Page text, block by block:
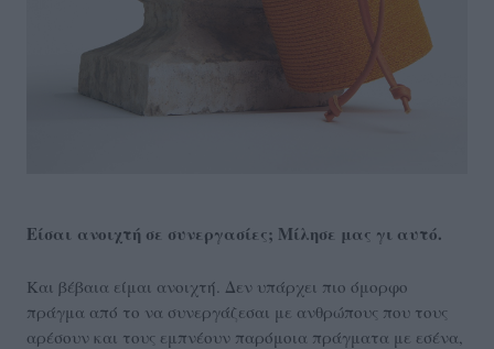
Είσαι ανοιχτή σε συνεργασίες; Μίλησε μας γι αυτό.
Και βέβαια είμαι ανοιχτή. Δεν υπάρχει πιο όμορφο
πράγμα από το να συνεργάζεσαι με ανθρώπους που τους
αρέσουν και τους εμπνέουν παρόμοια πράγματα με εσένα,